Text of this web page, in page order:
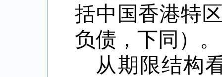
括中国香港特
负债，下同）。
从期限结构